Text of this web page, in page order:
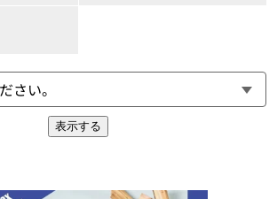
表示する